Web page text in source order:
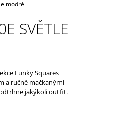
modré
SVĚTLE
Funky Squares
a ručně mačkanými
jakýkoli outfit.